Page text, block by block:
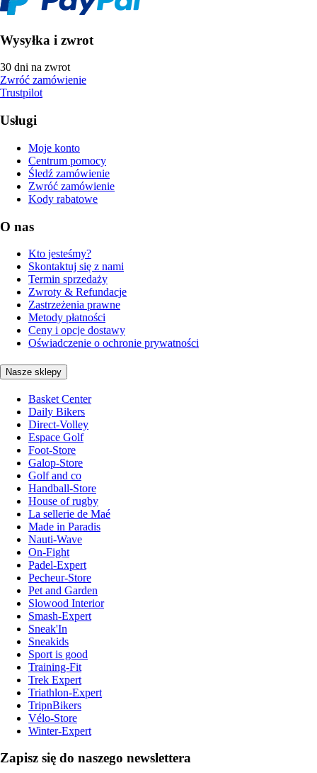
Wysyłka i zwrot
30 dni na zwrot
Zwróć zamówienie
Trustpilot
Usługi
Moje konto
Centrum pomocy
Śledź zamówienie
Zwróć zamówienie
Kody rabatowe
O nas
Kto jesteśmy?
Skontaktuj się z nami
Termin sprzedaży
Zwroty & Refundacje
Zastrzeżenia prawne
Metody płatności
Ceny i opcje dostawy
Oświadczenie o ochronie prywatności
Nasze sklepy
Basket Center
Daily Bikers
Direct-Volley
Espace Golf
Foot-Store
Galop-Store
Golf and co
Handball-Store
House of rugby
La sellerie de Maé
Made in Paradis
Nauti-Wave
On-Fight
Padel-Expert
Pecheur-Store
Pet and Garden
Slowood Interior
Smash-Expert
Sneak'In
Sneakids
Sport is good
Training-Fit
Trek Expert
Triathlon-Expert
TripnBikers
Vélo-Store
Winter-Expert
Zapisz się do naszego newslettera